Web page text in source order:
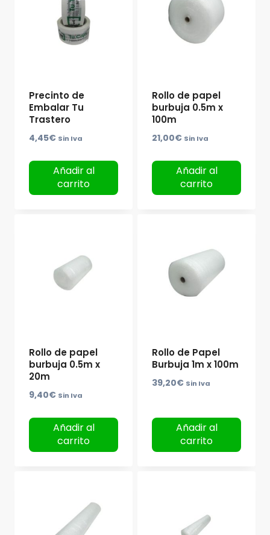
Precinto de
Embalar Tu
Trastero
4,45€ Sin Iva
Añadir al
carrito
Rollo de papel
burbuja 0.5m x
100m
21,00€ Sin Iva
Añadir al
carrito
Rollo de papel
burbuja 0.5m x
20m
9,40€ Sin Iva
Añadir al
carrito
Rollo de Papel
Burbuja 1m x 100m
39,20€ Sin Iva
Añadir al
carrito